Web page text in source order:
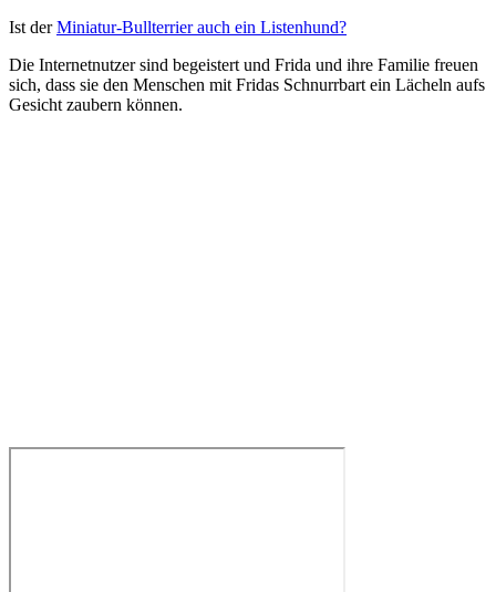
Ist derMiniatur-Bullterrier auch ein Listenhund?
Die Internetnutzer sind begeistert und Frida und ihre Familie freuen
sich, dass sie den Menschen mit Fridas Schnurrbart ein Lächeln aufs
Gesicht zaubern können.